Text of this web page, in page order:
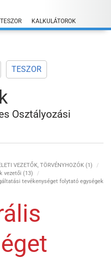
TESZOR KALKULÁTOROK
TESZOR
Osztályozási
VEZETŐK, TÖRVÉNYHOZÓK (1)
vezetői (13)
tevékenységet folytató egységek